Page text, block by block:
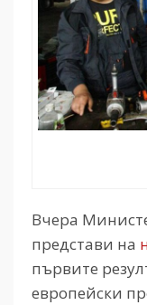
Вчера
представи на
първите
европейски